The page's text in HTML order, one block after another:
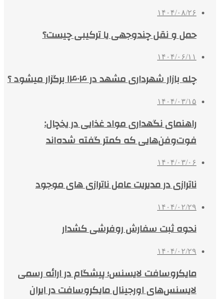
۱۴۰۴/۰۸/۲۶
حمل و نقل چندوجهی یا ترکیبی چیست؟
۱۴۰۴/۰۶/۱۱
چله بازار شهرداری مشهد در ۱۴۰۴ برگزار میشود ؟
۱۴۰۴/۰۳/۱۵
راهنمای نگهداری مواد غذایی در یخچال:
فوت‌وفن‌هایی که کمتر گفته شده‌اند
۱۴۰۴/۰۳/۰۶
ناترازی در مدیریت عامل ناترازی های موجود
۱۴۰۴/۰۲/۲۹
نحوه ثبت سفارش روفرشی کشدار
۱۴۰۴/۰۲/۲۹
مایکروسافت لایسنس؛ پیشگام در ارائه رسمی
لایسنس‌های اورجینال مایکروسافت در ایران